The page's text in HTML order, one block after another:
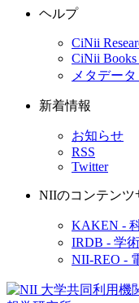
ヘルプ
CiNii
CiNii
メタデー
新着情報
お知らせ
RSS
Twitter
NIIのコンテンツ
KAKEN -
IRDB - 学
NII-REO -